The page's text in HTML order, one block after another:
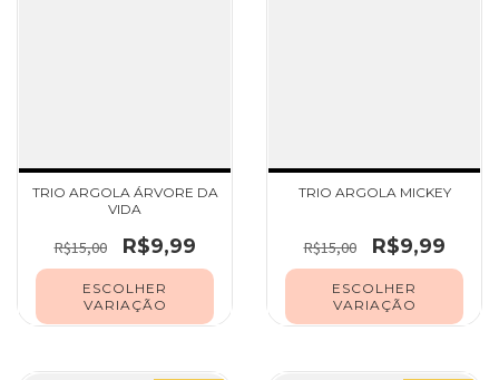
TRIO ARGOLA ÁRVORE DA
VIDA
R$15,00 R$9,99
ESCOLHER
VARIAÇÃO
TRIO ARGOLA MICKEY
R$15,00 R$9,99
ESCOLHER
VARIAÇÃO